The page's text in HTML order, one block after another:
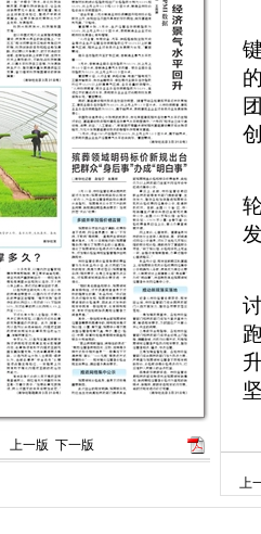
上一版 下一版
上